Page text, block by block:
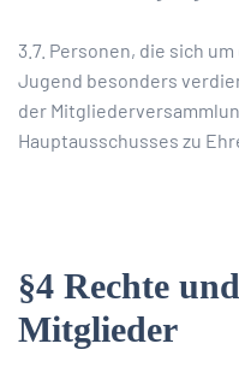
3.7. Personen, die sich
Jugend besonders
der
Hauptausschusses zu
§4 Rechte
Mitglieder